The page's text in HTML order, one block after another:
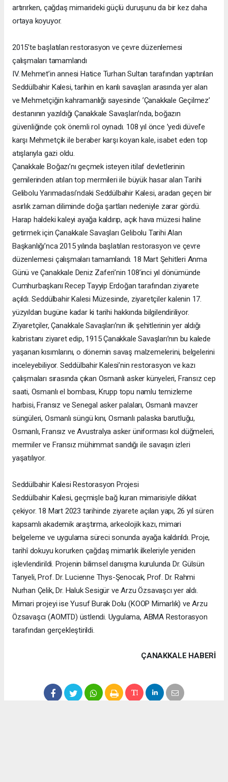
artırırken, çağdaş mimarideki güçlü duruşunu da bir kez daha
ortaya koyuyor.
2015’te başlatılan restorasyon ve çevre düzenlemesi
çalışmaları tamamlandı
IV. Mehmet’in annesi Hatice Turhan Sultan tarafından yaptırılan
Seddülbahir Kalesi, tarihin en kanlı savaşları arasında yer alan
ve Mehmetçiğin kahramanlığı sayesinde ’Çanakkale Geçilmez’
destanının yazıldığı Çanakkale Savaşları’nda, boğazın
güvenliğinde çok önemli rol oynadı. 108 yıl önce ’yedi düvel’e
karşı Mehmetçik ile beraber karşı koyan kale, isabet eden top
atışlarıyla gazi oldu.
Çanakkale Boğazı’nı geçmek isteyen itilaf devletlerinin
gemilerinden atılan top mermileri ile büyük hasar alan Tarihi
Gelibolu Yarımadası’ndaki Seddülbahir Kalesi, aradan geçen bir
asırlık zaman diliminde doğa şartları nedeniyle zarar gördü.
Harap haldeki kaleyi ayağa kaldırıp, açık hava müzesi haline
getirmek için Çanakkale Savaşları Gelibolu Tarihi Alan
Başkanlığı’nca 2015 yılında başlatılan restorasyon ve çevre
düzenlemesi çalışmaları tamamlandı. 18 Mart Şehitleri Anma
Günü ve Çanakkale Deniz Zaferi’nin 108’inci yıl dönümünde
Cumhurbaşkanı Recep Tayyip Erdoğan tarafından ziyarete
açıldı. Seddülbahir Kalesi Müzesinde, ziyaretçiler kalenin 17.
yüzyıldan bugüne kadar ki tarihi hakkında bilgilendiriliyor.
Ziyaretçiler, Çanakkale Savaşları’nın ilk şehitlerinin yer aldığı
kabristanı ziyaret edip, 1915 Çanakkale Savaşları’nın bu kalede
yaşanan kısımlarını, o dönemin savaş malzemelerini, belgelerini
inceleyebiliyor. Seddülbahir Kalesi’nin restorasyon ve kazı
çalışmaları sırasında çıkan Osmanlı asker künyeleri, Fransız cep
saati, Osmanlı el bombası, Krupp topu namlu temizleme
harbisi, Fransız ve Senegal asker palaları, Osmanlı mavzer
süngüleri, Osmanlı süngü kını, Osmanlı palaska barutluğu,
Osmanlı, Fransız ve Avustralya asker üniforması kol düğmeleri,
mermiler ve Fransız mühimmat sandığı ile savaşın izleri
yaşatılıyor.
Seddülbahir Kalesi Restorasyon Projesi
Seddülbahir Kalesi, geçmişle bağ kuran mimarisiyle dikkat
çekiyor. 18 Mart 2023 tarihinde ziyarete açılan yapı, 26 yıl süren
kapsamlı akademik araştırma, arkeolojik kazı, mimari
belgeleme ve uygulama süreci sonunda ayağa kaldırıldı. Proje,
tarihî dokuyu korurken çağdaş mimarlık ilkeleriyle yeniden
işlevlendirildi. Projenin bilimsel danışma kurulunda Dr. Gülsün
Tanyeli, Prof. Dr. Lucienne Thys-Şenocak, Prof. Dr. Rahmi
Nurhan Çelik, Dr. Haluk Sesigür ve Arzu Özsavaşcı yer aldı.
Mimari projeyi ise Yusuf Burak Dolu (KOOP Mimarlık) ve Arzu
Özsavaşcı (AOMTD) üstlendi. Uygulama, ABMA Restorasyon
tarafından gerçekleştirildi.
ÇANAKKALE HABERİ